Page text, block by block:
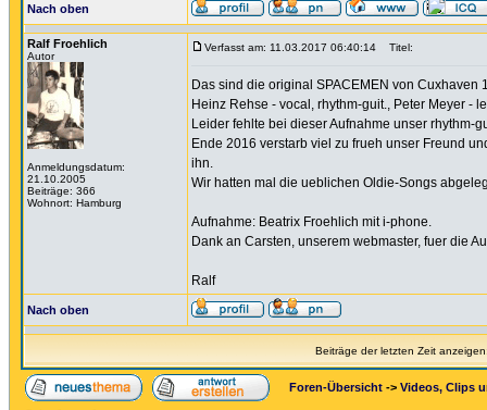
Nach oben
Ralf Froehlich
Autor
Anmeldungsdatum:
21.10.2005
Beiträge: 366
Wohnort: Hamburg
Verfasst am: 11.03.2017 06:40:14 Titel:
Das sind die original SPACEMEN von Cuxhaven
Heinz Rehse - vocal, rhythm-guit., Peter Meyer -
Leider fehlte bei dieser Aufnahme unser rhythm-
Ende 2016 verstarb viel zu frueh unser Freund
ihn.
Wir hatten mal die ueblichen Oldie-Songs
Aufnahme: Beatrix Froehlich mit i-phone.
Dank an Carsten, unserem webmaster, fuer die
Ralf
Nach oben
Beiträge der letzten Zeit
Foren-Übersicht -> Videos, Clips